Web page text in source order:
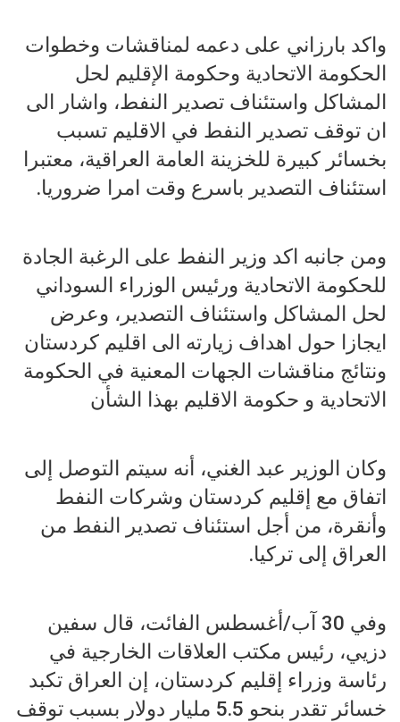
واكد بارزاني على دعمه لمناقشات وخطوات
الحكومة الاتحادية وحكومة الإقليم لحل
المشاكل واستئناف تصدير النفط، واشار الى
ان توقف تصدير النفط في الاقليم تسبب
بخسائر كبيرة للخزينة العامة العراقية، معتبرا
استئناف التصدير باسرع وقت امرا ضروريا.
ومن جانبه اكد وزير النفط على الرغبة الجادة
للحكومة الاتحادية ورئيس الوزراء السوداني
لحل المشاكل واستئناف التصدير، وعرض
ايجازا حول اهداف زيارته الى اقليم كردستان
ونتائج مناقشات الجهات المعنية في الحكومة
الاتحادية و حكومة الاقليم بهذا الشأن
وكان الوزير عبد الغني، أنه سيتم التوصل إلى
اتفاق مع إقليم كردستان وشركات النفط
وأنقرة، من أجل استئناف تصدير النفط من
العراق إلى تركيا.
وفي 30 آب/أغسطس الفائت، قال سفين
دزيي، رئيس مكتب العلاقات الخارجية في
رئاسة وزراء إقليم كردستان، إن العراق تكبد
خسائر تقدر بنحو 5.5 مليار دولار بسبب توقف